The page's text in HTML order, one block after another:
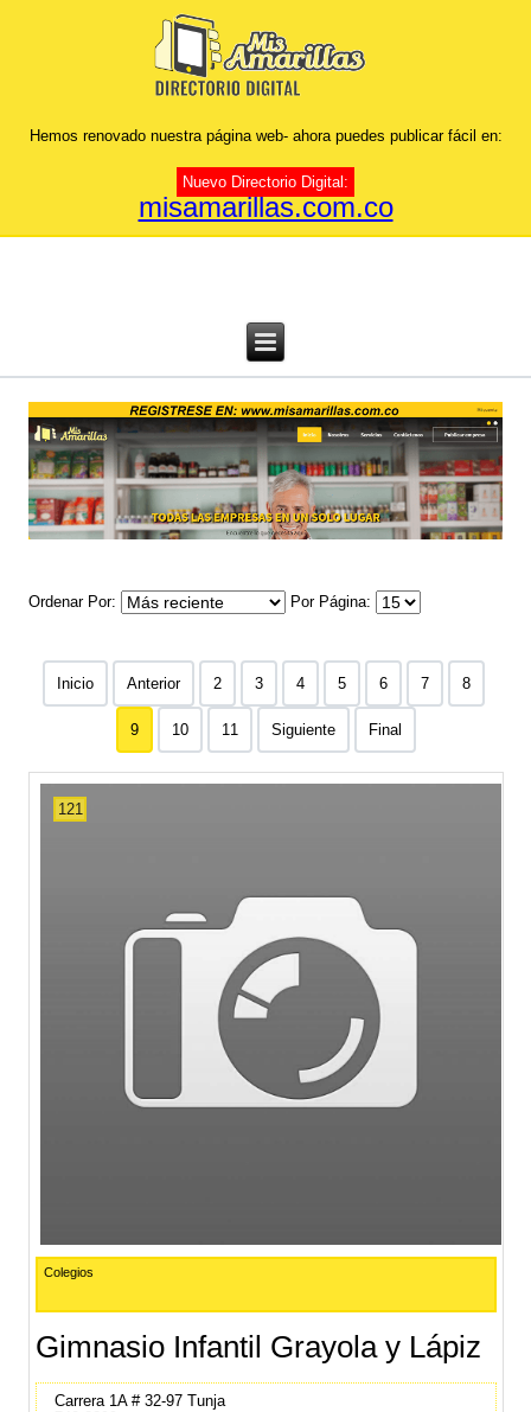
Hemos renovado nuestra página web- ahora puedes publicar fácil en:
Nuevo Directorio Digital:
misamarillas.com.co
Ordenar Por Por Página
Inicio Anterior 2 3 4 5 6 7 8
9 10 11 Siguiente Final
121
Colegios
Gimnasio Infantil Grayola y Lápiz
Carrera 1A # 32-97 Tunja